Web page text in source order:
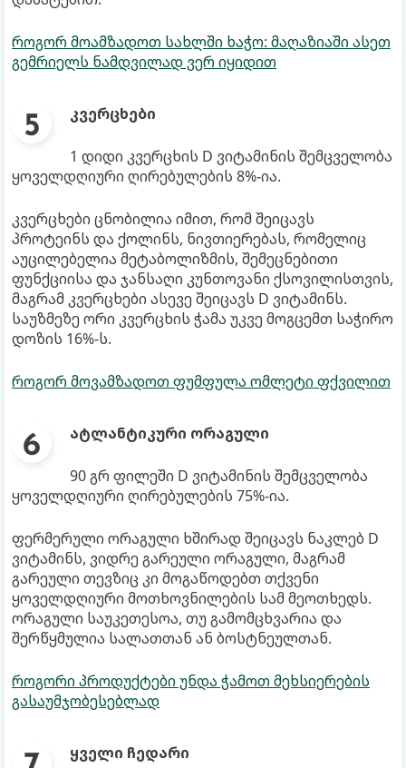
როგორ მოამზადოთ სახლში ხაჭო: მაღაზიაში ასეთ
გემრიელს ნამდვილად ვერ იყიდით
კვერცხები
1 დიდი კვერცხის D ვიტამინის შემცველობა
ყოველდღიური ღირებულების 8%-ია.
კვერცხები ცნობილია იმით, რომ შეიცავს
პროტეინს და ქოლინს, ნივთიერებას, რომელიც
აუცილებელია მეტაბოლიზმის, შემეცნებითი
ფუნქციისა და ჯანსაღი კუნთოვანი ქსოვილისთვის,
მაგრამ კვერცხები ასევე შეიცავს D ვიტამინს.
საუზმეზე ორი კვერცხის ჭამა უკვე მოგცემთ საჭირო
დოზის 16%-ს.
როგორ მოვამზადოთ ფუმფულა ომლეტი ფქვილით
ატლანტიკური ორაგული
90 გრ ფილეში D ვიტამინის შემცველობა
ყოველდღიური ღირებულების 75%-ია.
ფერმერული ორაგული ხშირად შეიცავს ნაკლებ D
ვიტამინს, ვიდრე გარეული ორაგული, მაგრამ
გარეული თევზიც კი მოგაწოდებთ თქვენი
ყოველდღიური მოთხოვნილების სამ მეოთხედს.
ორაგული საუკეთესოა, თუ გამომცხვარია და
შერწყმულია სალათთან ან ბოსტნეულთან.
როგორი პროდუქტები უნდა ჭამოთ მეხსიერების
გასაუმჯობესებლად
ყველი ჩედარი